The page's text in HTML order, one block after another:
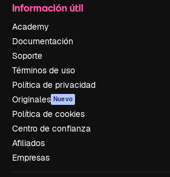
Información útil
Academy
Documentación
Soporte
Términos de uso
Política de privacidad
Originales Nuevo
Política de cookies
Centro de confianza
Afiliados
Empresas